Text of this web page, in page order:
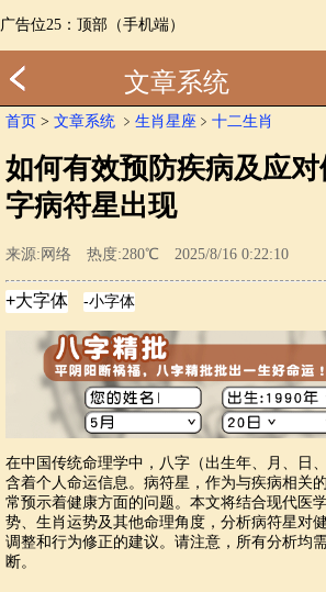
广告位25：顶部（手机端）
文章系统
首页 > 文章系统 ﹥ 生肖星座 ﹥ 十二生肖
如何有效预防疾病及应
字病符星出现
来源:网络 热度:280℃ 2025/8/16 0:22:10
在中国传统命理学中，八字（出生年、月、日
含着个人命运信息。病符星，作为与疾病相关
常预示着健康方面的问题。本文将结合现代医
势、生肖运势及其他命理角度，分析病符星对
调整和行为修正的建议。请注意，所有分析均
断。